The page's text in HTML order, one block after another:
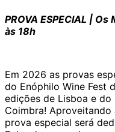
PROVA ESPECIAL |
às 18h
Em 2026 as provas
do Enóphilo Wine Fest
edições de Lisboa e
Coimbra!
prova especial será